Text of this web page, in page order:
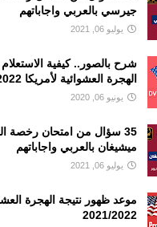
جيرسي بالعربي واجاباتهم
يوليو 06, 2021
شرح بالصور.. كيفية
الهجرة العشوائية لأمريكا 2022 ( اللوتري )
يونيو 06, 2020
35 سؤال من امتحان رخصة
ميشيغان بالعربي واجاباتهم
يوليو 06, 2021
موعد ظهور نتيجة الهجرة
2021/2022